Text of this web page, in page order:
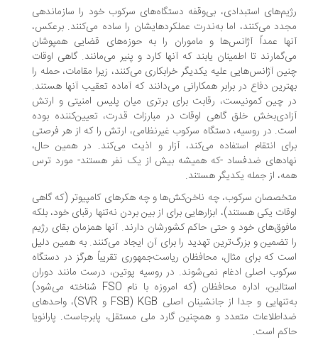
رژیم‌های استبدادی، بی‌وقفه دستگاه‌های سرکوب خود را سازماندهی
مجدد می‌کنند، اما به‌ندرت عملکردهایشان را ساده می‌کنند. برعکس،
آنها عمداً آژانس‌ها و ماموران را به حوزه‌های قضایی همپوشان
می‌گمارند تا اطمینان یابند که آنها کارد و پنیر می‌مانند. گاهی اوقات
چنین آژانس‌هایی علیه یکدیگر خرابکاری می‌کنند، زیرا مقامات، حمله را
بهترین دفاع در برابر همکارانی می‌دانند که آماده تعقیب آنها هستند.
در چین کمونیست، رقابت برای برتری میان پلیس امنیتی و ارتش
آزادی‌بخش خلق گاهی اوقات در مبارزات قدرت، تعیین‌کننده بوده
است. در روسیه، دستگاه سرکوب غیرنظامی، ارتش را که از هر فرصتی
برای انتقام استفاده می‌کند، آزار و اذیت می‌کند. در همین حال،
نهادهای ضدفساد -که همیشه بیش از یک نفر هستند- مورد ترس
همه، از جمله یکدیگر هستند.
متخصصان سرکوب، چه ناخن‌کش‌ها و چه هکرهای کامپیوتر (که گاهی
اوقات یکی هستند)، ابزارهایی برای از بین بردن نه‌تنها رقبای خود، بلکه
مافوق‌های خود و حتی حاکم کشورشان دارند. آنها همزمان بقای رژیم
را تضمین و بزرگ‌ترین تهدید را برای آن ایجاد می‌کنند. به همین دلیل
است که برای مثال، محافظان ریاست‌جمهوری تقریباً هرگز در دستگاه
سرکوب اصلی ادغام نمی‌شوند. در روسیه پوتین، درست مانند دوران
استالین، اداره محافظان (که امروزه با نام FSO شناخته می‌شود)
به‌تنهایی و جدا از جانشینان اصلی FSB) KGB و SVR)، واحدهای
ضداطلاعات متعدد و همچنین گارد ملی مستقل، پابرجاست. پارانویا
حاکم است.